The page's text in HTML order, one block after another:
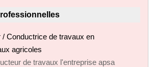
/ Conductrice de travaux en
agricoles
de travaux l'entreprise apsa